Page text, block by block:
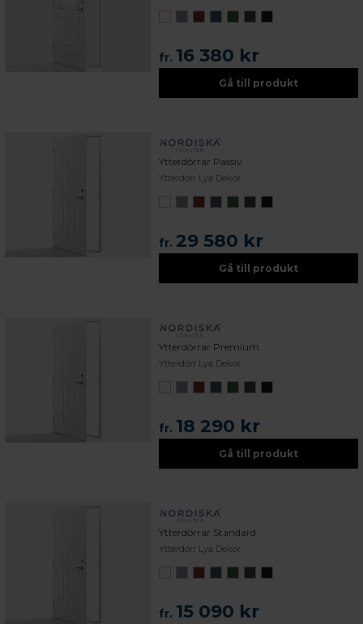
fr. 16 380 kr
Gå till produkt
Ytterdörrar Passiv
Ytterdörr Lya Dekor
fr. 29 580 kr
Gå till produkt
Ytterdörrar Premium
Ytterdörr Lya Dekor
fr. 18 290 kr
Gå till produkt
Ytterdörrar Standard
Ytterdörr Lya Dekor
fr. 15 090 kr